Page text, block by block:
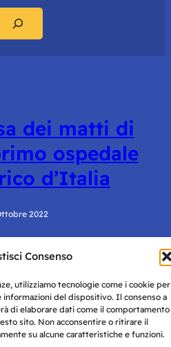
Consenso
utilizziamo tecnologie come i cookie per
informazioni del dispositivo. Il consenso a
di elaborare dati come il comportamento
sito. Non acconsentire o ritirare il
su alcune caratteristiche e funzioni.
dei matti di
ospedale
d’Italia
2022